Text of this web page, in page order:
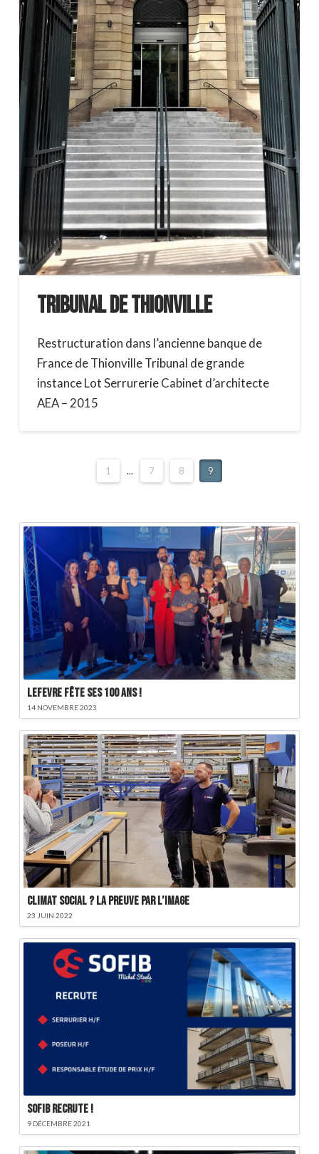
Tribunal de Thionville
Restructuration dans l’ancienne banque de
France de Thionville Tribunal de grande
instance Lot Serrurerie Cabinet d’architecte
AEA – 2015
1 ... 7 8 9
LEFEVRE fête ses 100 ans !
14 NOVEMBRE 2023
Climat social ? La preuve par l’image
23 JUIN 2022
SOFIB recrute !
9 DÉCEMBRE 2021